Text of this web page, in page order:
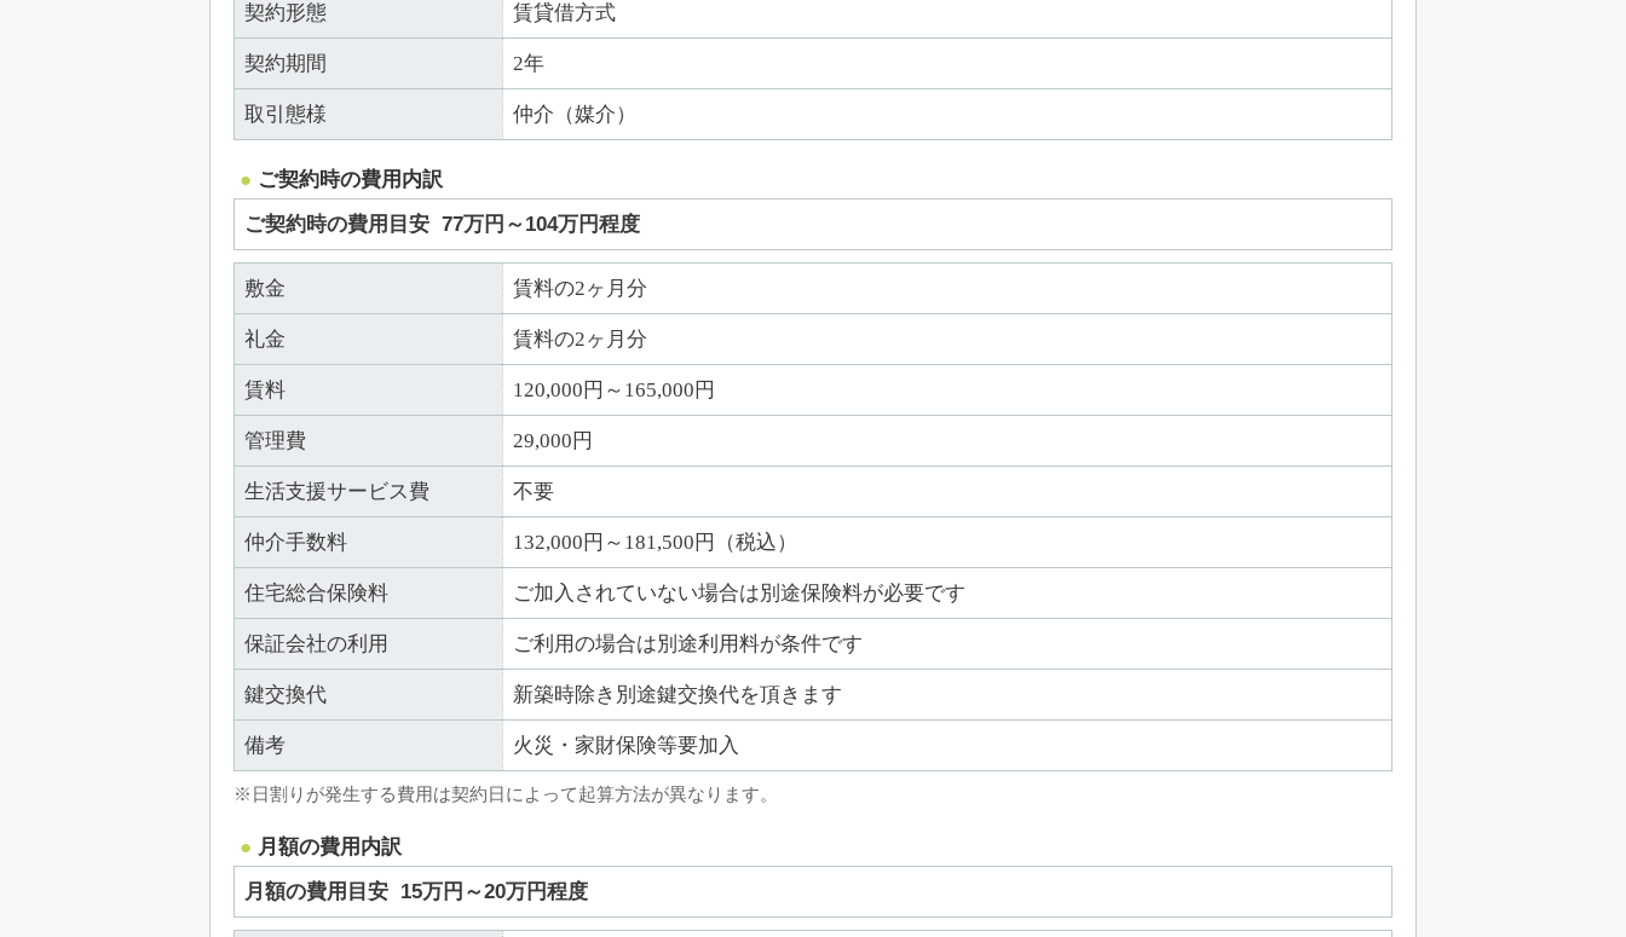
契約形態 賃貸借方式
契約期間 2年
取引態様 仲介（媒介）
ご契約時の費用内訳
ご契約時の費用目安 77万円～104万円程度
敷金 賃料の2ヶ月分
礼金 賃料の2ヶ月分
賃料 120,000円～165,000円
管理費 29,000円
生活支援サービス費 不要
仲介手数料 132,000円～181,500円（税込）
住宅総合保険料 ご加入されていない場合は別途保険料が必要です
保証会社の利用 ご利用の場合は別途利用料が条件です
鍵交換代 新築時除き別途鍵交換代を頂きます
備考 火災・家財保険等要加入
※日割りが発生する費用は契約日によって起算方法が異なります。
月額の費用内訳
月額の費用目安 15万円～20万円程度